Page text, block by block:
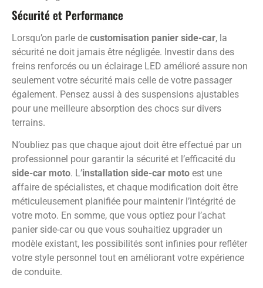
Sécurité et Performance
Lorsqu’on parle de customisation panier side-car, la
sécurité ne doit jamais être négligée. Investir dans des
freins renforcés ou un éclairage LED amélioré assure non
seulement votre sécurité mais celle de votre passager
également. Pensez aussi à des suspensions ajustables
pour une meilleure absorption des chocs sur divers
terrains.
N’oubliez pas que chaque ajout doit être effectué par un
professionnel pour garantir la sécurité et l’efficacité du
side-car moto. L’installation side-car moto est une
affaire de spécialistes, et chaque modification doit être
méticuleusement planifiée pour maintenir l’intégrité de
votre moto. En somme, que vous optiez pour l’achat
panier side-car ou que vous souhaitiez upgrader un
modèle existant, les possibilités sont infinies pour refléter
votre style personnel tout en améliorant votre expérience
de conduite.